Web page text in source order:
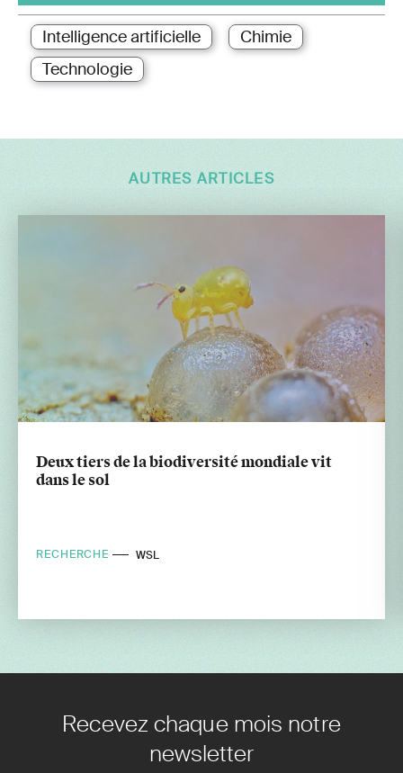
Intelligence artificielle
Chimie
Technologie
AUTRES ARTICLES
Deux tiers de la biodiversité mondiale vit
dans le sol
RECHERCHE WSL
Recevez chaque mois notre
newsletter